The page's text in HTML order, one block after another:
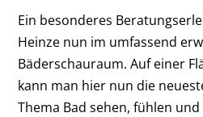
Ein besonderes
Heinze nun im umfassend
Bäderschauraum. Auf einer
kann man hier nun die
Thema Bad sehen, fühlen